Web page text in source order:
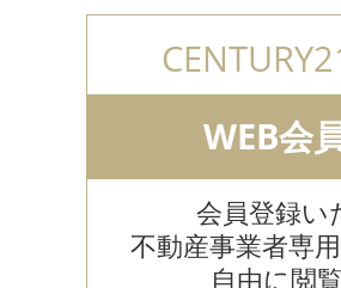
WEB会
会員登録い
不動産事業者専
自由に閲